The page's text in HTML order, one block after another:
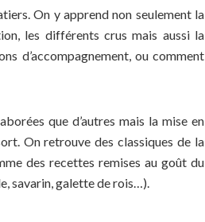
On y apprend non seulement la
les différents crus mais aussi la
d’accompagnement, ou comment
que d’autres mais la mise en
On retrouve des classiques de la
des recettes remises au goût du
savarin, galette de rois…).